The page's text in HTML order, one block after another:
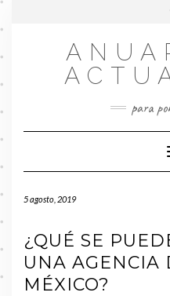
Saltar
contenido
para
5 agosto, 2019
¿QUÉ SE
UNA AGENCIA
MÉXICO?